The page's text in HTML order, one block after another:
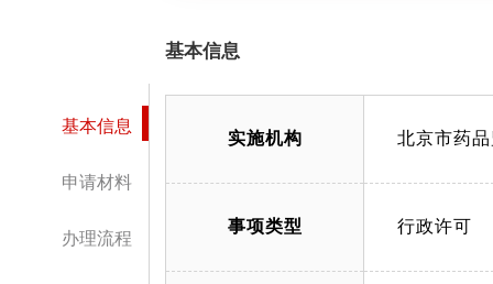
基本信息
申请材料
办理流程
基本信息
实施机构 北京市药
事项类型 行政许可